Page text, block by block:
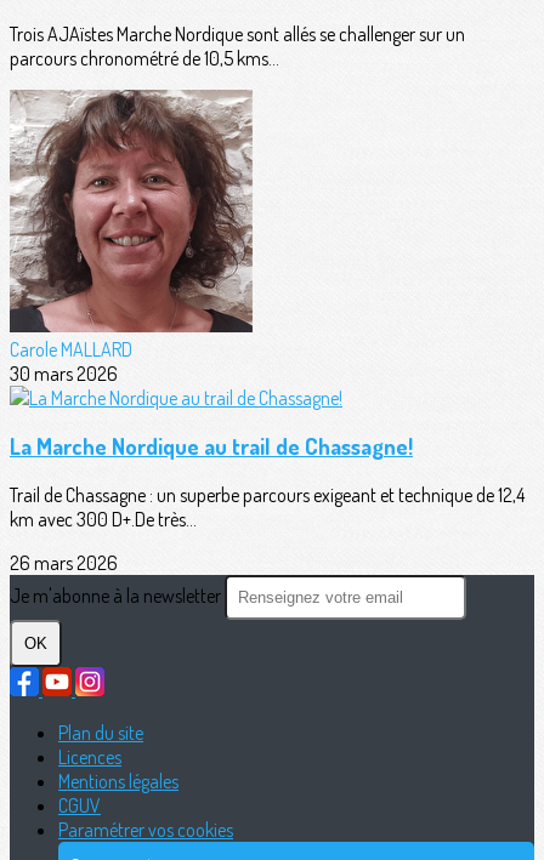
Trois AJAïstes Marche Nordique sont allés se challenger sur un
parcours chronométré de 10,5 kms...
Carole MALLARD
30 mars 2026
La Marche Nordique au trail de Chassagne!
Trail de Chassagne : un superbe parcours exigeant et technique de 12,4
km avec 300 D+.De très...
26 mars 2026
Je m'abonne à la newsletter
OK
Plan du site
Licences
Mentions légales
CGUV
Paramétrer vos cookies